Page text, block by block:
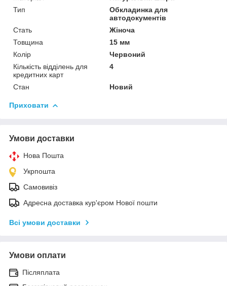
Тип
Обкладинка для
автодокументів
Стать
Жіноча
Товщина
15 мм
Колір
Червоний
Кількість відділень для
кредитних карт
4
Стан Новий
Приховати
Умови доставки
Нова Пошта
Укрпошта
Самовивіз
Адресна доставка кур'єром Нової пошти
Всі умови доставки
Умови оплати
Післяплата